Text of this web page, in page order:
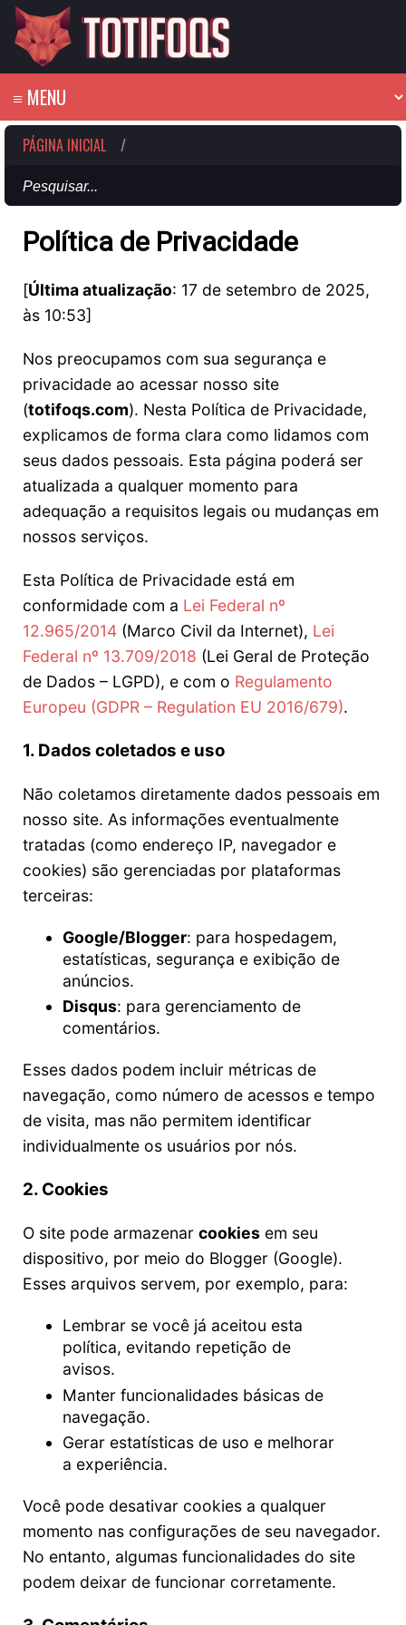
PÁGINA INICIAL /
Política de Privacidade
[Última atualização: 17 de setembro de 2025,
às 10:53]
Nos preocupamos com sua segurança e
privacidade ao acessar nosso site
(totifoqs.com). Nesta Política de Privacidade,
explicamos de forma clara como lidamos com
seus dados pessoais. Esta página poderá ser
atualizada a qualquer momento para
adequação a requisitos legais ou mudanças em
nossos serviços.
Esta Política de Privacidade está em
conformidade com a Lei Federal nº
12.965/2014 (Marco Civil da Internet), Lei
Federal nº 13.709/2018 (Lei Geral de Proteção
de Dados – LGPD), e com o Regulamento
Europeu (GDPR – Regulation EU 2016/679).
1. Dados coletados e uso
Não coletamos diretamente dados pessoais em
nosso site. As informações eventualmente
tratadas (como endereço IP, navegador e
cookies) são gerenciadas por plataformas
terceiras:
Google/Blogger: para hospedagem,
estatísticas, segurança e exibição de
anúncios.
Disqus: para gerenciamento de
comentários.
Esses dados podem incluir métricas de
navegação, como número de acessos e tempo
de visita, mas não permitem identificar
individualmente os usuários por nós.
2. Cookies
O site pode armazenar cookies em seu
dispositivo, por meio do Blogger (Google).
Esses arquivos servem, por exemplo, para:
Lembrar se você já aceitou esta
política, evitando repetição de
avisos.
Manter funcionalidades básicas de
navegação.
Gerar estatísticas de uso e melhorar
a experiência.
Você pode desativar cookies a qualquer
momento nas configurações de seu navegador.
No entanto, algumas funcionalidades do site
podem deixar de funcionar corretamente.